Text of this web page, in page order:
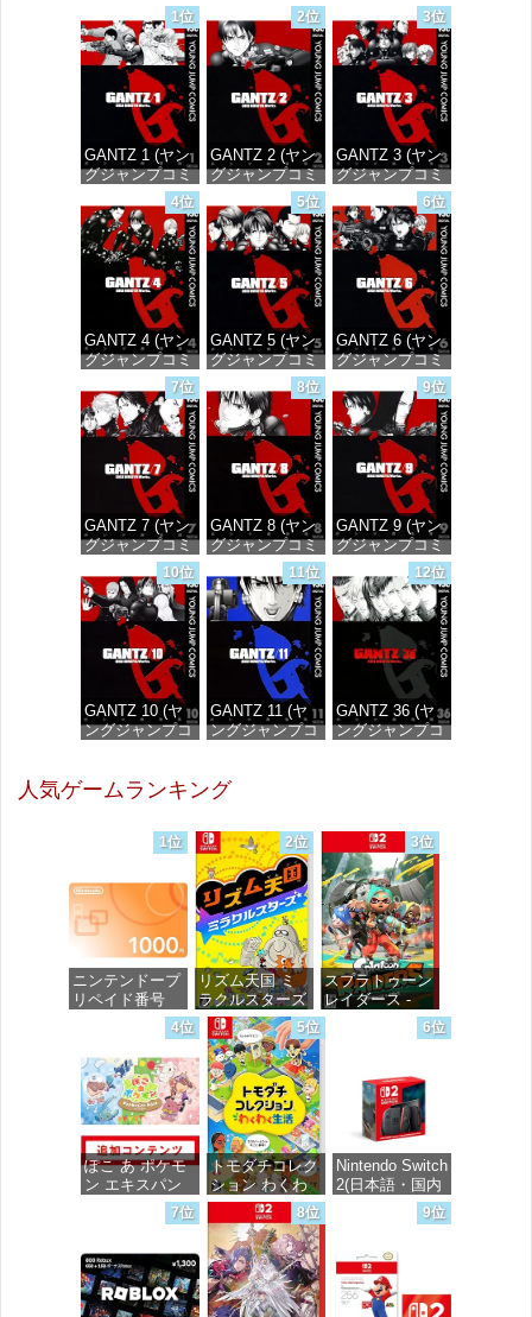
1位
GANTZ 1 (ヤン
グジャンプコミ
ックスDIGITAL)
価格：¥100
2位
GANTZ 2 (ヤン
グジャンプコミ
ックスDIGITAL)
価格：¥100
3位
GANTZ 3 (ヤン
グジャンプコミ
ックスDIGITAL)
価格：¥100
4位
GANTZ 4 (ヤン
グジャンプコミ
ックスDIGITAL)
価格：¥100
5位
GANTZ 5 (ヤン
グジャンプコミ
ックスDIGITAL)
価格：¥100
6位
GANTZ 6 (ヤン
グジャンプコミ
ックスDIGITAL)
価格：¥100
7位
GANTZ 7 (ヤン
グジャンプコミ
ックスDIGITAL)
価格：¥100
8位
GANTZ 8 (ヤン
グジャンプコミ
ックスDIGITAL)
価格：¥100
9位
GANTZ 9 (ヤン
グジャンプコミ
ックスDIGITAL)
価格：¥100
10位
GANTZ 10 (ヤ
ングジャンプコ
11位
GANTZ 11 (ヤ
ングジャンプコ
12位
GANTZ 36 (ヤ
ングジャンプコ
人気ゲームランキング
1位
ニンテンドープ
リペイド番号
1000円|オンラ
価格：¥1,000
2位
リズム天国 ミ
ラクルスターズ
-Switch
価格：¥5,645
3位
スプラトゥーン
レイダース -
Switch2
4位
ぽこ あ ポケモ
ン エキスパン
ションパス|オン
ラインコード版
価格：¥4,400
5位
トモダチコレク
ション わくわ
く生活 -Switch
価格：¥6,144
6位
Nintendo Switch
2(日本語・国内
7位 8位 9位